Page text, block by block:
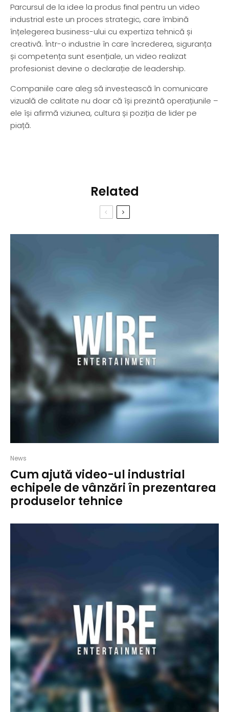
Parcursul de la idee la produs final pentru un video
industrial este un proces strategic, care îmbină
înțelegerea business-ului cu expertiza tehnică și
creativă. Într-o industrie în care încrederea, siguranța
și competența sunt esențiale, un video realizat
profesionist devine o declarație de leadership.
Companiile care aleg să investească în comunicare
vizuală de calitate nu doar că își prezintă operațiunile –
ele își afirmă viziunea, cultura și poziția de lider pe
piață.
Related
News
Cum ajută video-ul industrial
echipele de vânzări în prezentarea
produselor tehnice